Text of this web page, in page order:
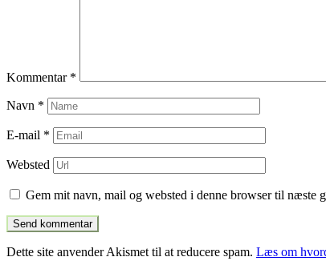
Kommentar *
Navn *
E-mail *
Websted
Gem mit navn, mail og websted i denne browser til næste
Dette site anvender Akismet til at reducere spam. Læs om